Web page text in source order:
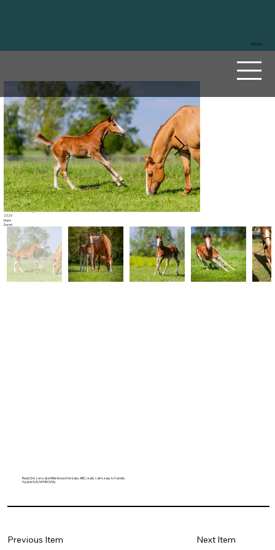
VISSZA
Reds
Chic
Lena
Sire
Reds Rooster Delmaso
Dam
Arc Freezing Chic
2025
Mare
Sorrel
Reds Chic Lena aka Millie knows the baby ABC, really calm, easy to handle.
5 panel N/N, MYHM N/My
Previous Item Next Item